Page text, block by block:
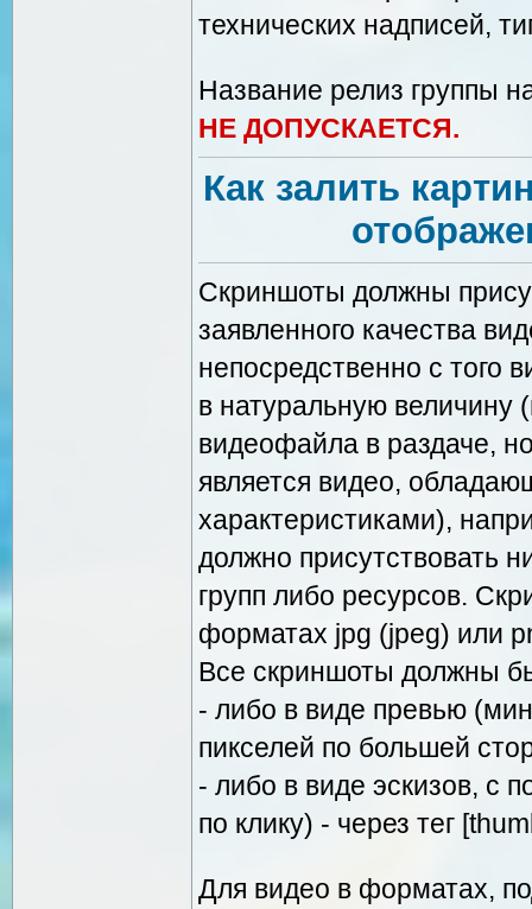
технических надписей,
Название релиз группы
НЕ ДОПУСКАЕТСЯ.
Как залить
Скриншоты должны
заявленного качества
непосредственно с того
в натуральную величину
видеофайла в раздаче,
является видео,
характеристиками),
должно присутствовать
групп либо ресурсов.
форматах jpg (jpeg) или
Все скриншоты должны
- либо в виде превью
пикселей по большей
- либо в виде эскизов, с
по клику) - через тег
Для видео в форматах,